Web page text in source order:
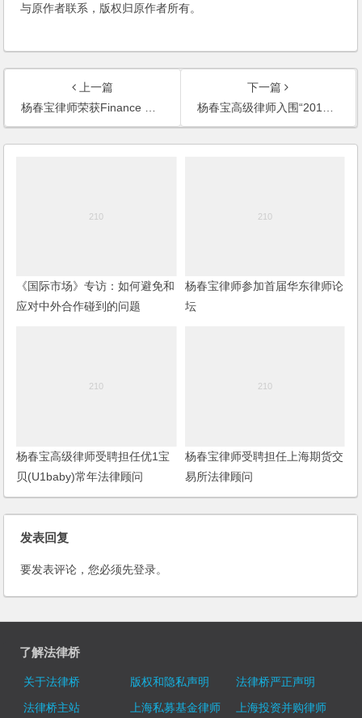
与原作者联系，版权归原作者所有。
上一篇
杨春宝律师荣获Finance Monthly2017并购律师大奖
下一篇
杨春宝高级律师入围“2017澳中年度杰出校友奖”
《国际市场》专访：如何避免和
应对中外合作碰到的问题
杨春宝律师参加首届华东律师论
坛
杨春宝高级律师受聘担任优1宝
贝(U1baby)常年法律顾问
杨春宝律师受聘担任上海期货交
易所法律顾问
发表回复
要发表评论，您必须先登录。
了解法律桥
关于法律桥 版权和隐私声明
法律桥严正声明
法律桥主站
上海私募基金律师
上海投资并购律师